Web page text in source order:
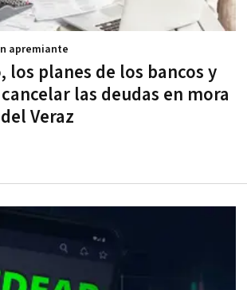
los planes de los bancos y
las deudas en mora
Veraz
apremiante